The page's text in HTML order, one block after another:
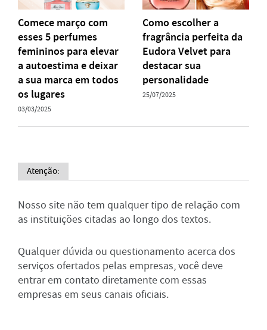
Comece março com
esses 5 perfumes
femininos para elevar
a autoestima e deixar
a sua marca em todos
os lugares
03/03/2025
Como escolher a
fragrância perfeita da
Eudora Velvet para
destacar sua
personalidade
25/07/2025
Atenção:
Nosso site não tem qualquer tipo de relação com
as instituições citadas ao longo dos textos.
Qualquer dúvida ou questionamento acerca dos
serviços ofertados pelas empresas, você deve
entrar em contato diretamente com essas
empresas em seus canais oficiais.